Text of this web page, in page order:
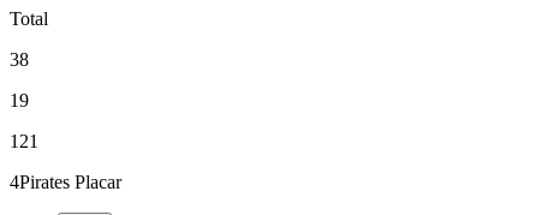
Total
38
19
121
4Pirates Placar